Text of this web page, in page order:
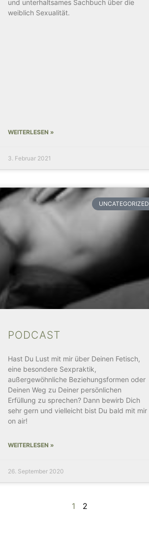
und unterhaltsames Sachbuch über die
weiblich Sexualität.
WEITERLESEN »
3. Februar 2021
UNCATEGORIZED
PODCAST
Hast Du Lust mit mir über Deinen Fetisch,
eine besondere Sexpraktik,
außergewöhnliche Beziehungsformen oder
Deinen Weg zu Deiner persönlichen
Erfüllung zu sprechen? Dann bewirb Dich
sehr gern und vielleicht bist Du bald mit mir
on air!
WEITERLESEN »
26. September 2020
1 2